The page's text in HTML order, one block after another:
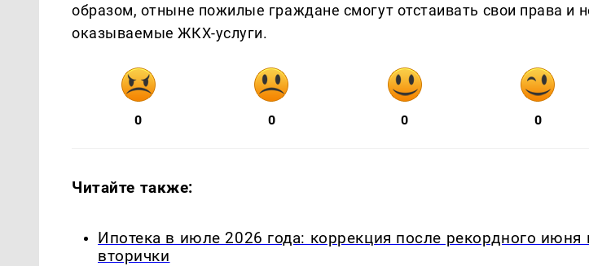
образом, отныне пожилые граждане смогут отстаивать свои права и
оказываемые ЖКХ-услуги.
0 0 0 0
Читайте также:
Ипотека в июле 2026 года: коррекция после рекордного июня
вторички